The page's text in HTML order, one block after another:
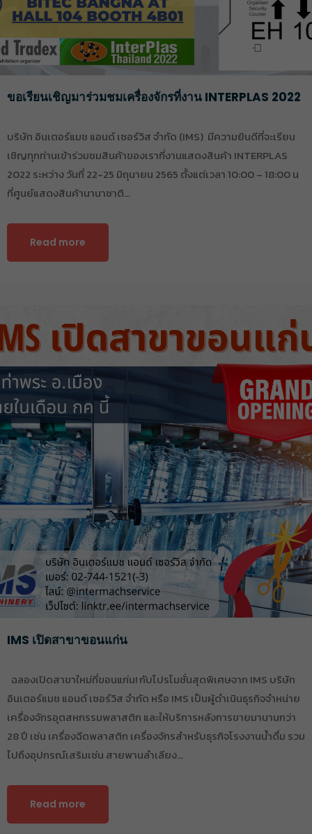
ขอเรียนเชิญมาร่วมชมเครื่องจักรที่งาน INTERPLAS 2022
บริษัท อินเตอร์แมช แอนด์ เซอร์วิส จำกัด (IMS) มีความยินดีที่จะเรียน
เชิญทุกท่านเข้าร่วมชมสินค้าของเราที่งานแสดงสินค้า INTERPLAS
2022 ระหว่าง วันที่ 22-25 มิถุนายน 2565 ตั้งแต่เวลา 10:00 – 18:00 น
ที่ศูนย์แสดงสินค้านานาชาติ…
Read more
IMS เปิดสาขาขอนแก่น
ฉลองเปิดสาขาใหม่ที่ขอนแก่น! กับโปรโมชั่นสุดพิเศษจาก IMS บริษัท
อินเตอร์แมช แอนด์ เซอร์วิส จำกัด หรือ IMS เป็นผู้ดำเนินธุรกิจจำหน่าย
เครื่องจักรอุตสหกรรมพลาสติก และให้บริการหลังการขายมานานกว่า
28 ปี เช่น เครื่องฉีดพลาสติก เครื่องจักรสำหรับธุรกิจโรงงานน้ำดื่ม รวม
ไปถึงอุปกรณ์เสริมเช่น สายพานลำเลียง…
Read more